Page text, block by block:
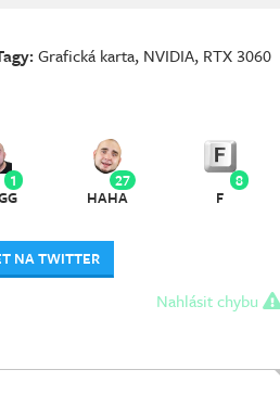
Grafická karta, NVIDIA, RTX 3060
1
27
HAHA
8
F
NA TWITTER
Nahlásit chybu